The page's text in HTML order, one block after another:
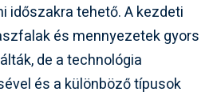
időszakra tehető. A kezdeti
és mennyezetek gyors
de a technológia
és a különböző típusok